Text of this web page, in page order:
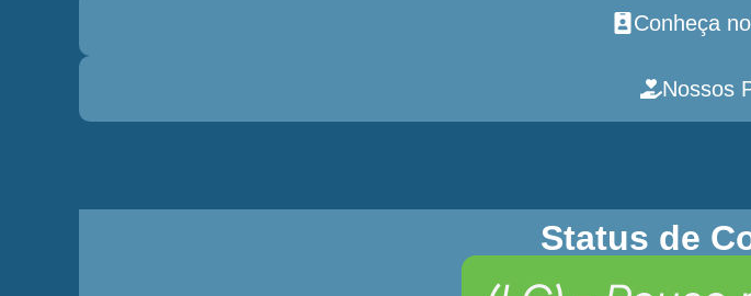
Conheça
Nossos
Status de